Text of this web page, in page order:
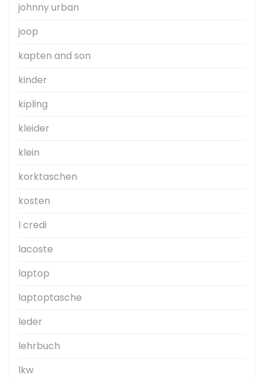
johnny urban
joop
kapten and son
kinder
kipling
kleider
klein
korktaschen
kosten
l credi
lacoste
laptop
laptoptasche
leder
lehrbuch
lkw